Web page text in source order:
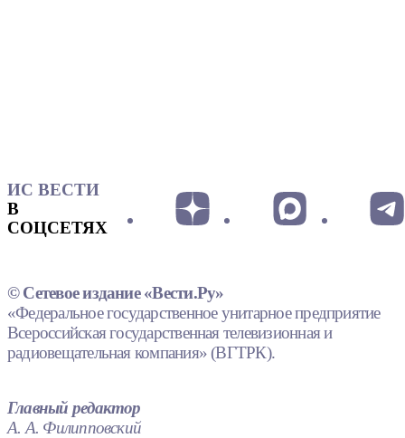
ИС ВЕСТИ
В
СОЦСЕТЯХ
© Сетевое издание «Вести.Ру»
«Федеральное государственное унитарное предприятие
Всероссийская государственная телевизионная и
радиовещательная компания» (ВГТРК).
Главный редактор
А. А. Филипповский